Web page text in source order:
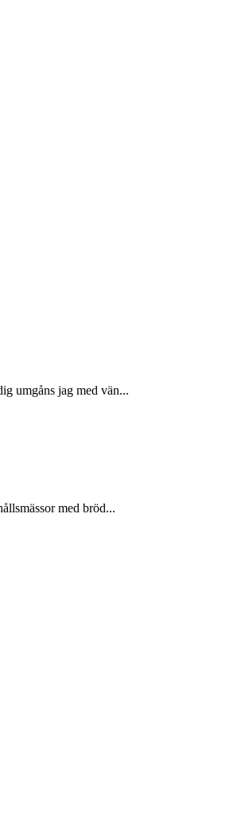
umgåns jag med vän...
med bröd...